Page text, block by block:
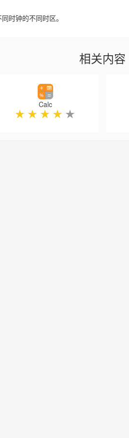
时钟的不同时区。
相关内容
Calc
★ ★ ★ ★ ★